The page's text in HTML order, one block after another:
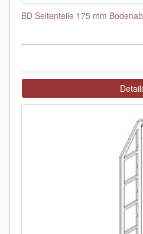
BD Seitenteile 175 mm